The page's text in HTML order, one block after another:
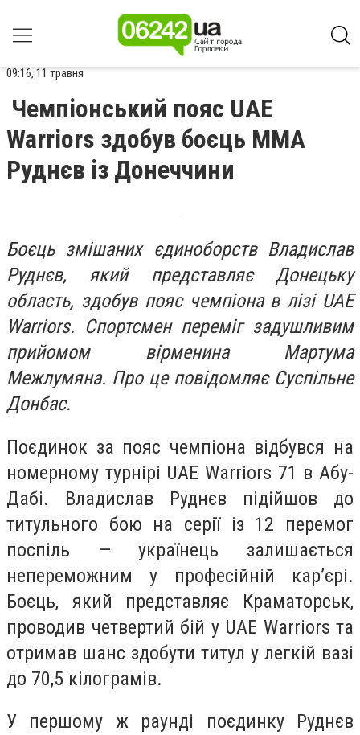
09:16, 11 травня
Чемпіонський пояс UAE
Warriors здобув боєць ММА
Руднєв із Донеччини
Боєць змішаних єдиноборств Владислав
Руднєв, який представляє Донецьку
область, здобув пояс чемпіона в лізі UAE
Warriors. Спортсмен переміг задушливим
прийомом вірменина Мартума
Межлумяна. Про це повідомляє Суспільне
Донбас.
Поєдинок за пояс чемпіона відбувся на
номерному турнірі UAE Warriors 71 в Абу-
Дабі. Владислав Руднєв підійшов до
титульного бою на серії із 12 перемог
поспіль — українець залишається
непереможним у професійній карʼєрі.
Боєць, який представляє Краматорськ,
проводив четвертий бій у UAE Warriors та
отримав шанс здобути титул у легкій вазі
до 70,5 кілограмів.
У першому ж раунді поєдинку Руднєв